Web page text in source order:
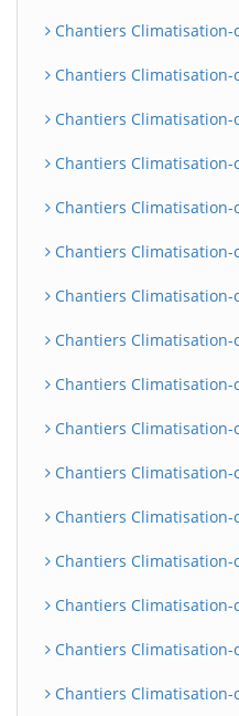
Chantiers
Chantiers
Chantiers
Chantiers
Chantiers
Chantiers
Chantiers
Chantiers
Chantiers
Chantiers
Chantiers
Chantiers
Chantiers
Chantiers
Chantiers
Chantiers